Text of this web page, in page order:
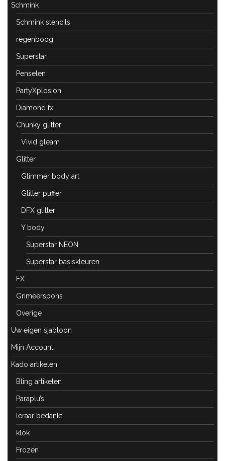
Schmink
Schmink stencils
regenboog
Superstar
Penselen
PartyXplosion
Diamond fx
Chunky glitter
Vivid gleam
Glitter
Glimmer body art
Glitter puffer
DFX glitter
Y body
Superstar NEON
Superstar basiskleuren
FX
Grimeerspons
Overige
Uw eigen sjabloon
Mijn Account
Kado artikelen
Bling artikelen
Paraplu’s
leraar bedankt
klok
Frozen